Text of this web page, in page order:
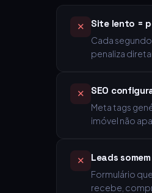
✕ Site lento =
Cada
penaliza
✕ SEO
Meta tags
imóvel não
✕ Leads
Formulário
recebe,